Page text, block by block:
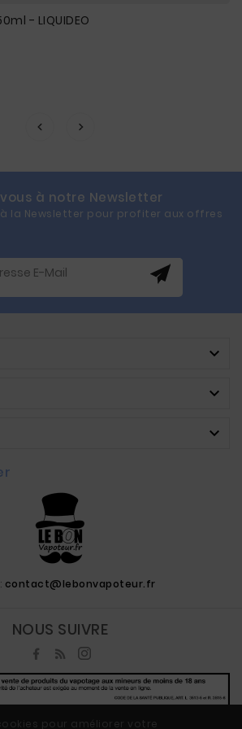
pour améliorer votre
- LIQUIDEO
à notre Newsletter
la Newsletter pour profiter aux offres



contact@lebonvapoteur.fr
NOUS SUIVRE